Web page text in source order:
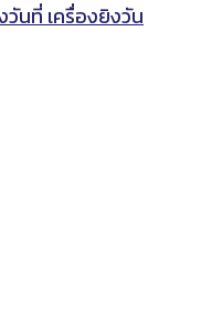
วันที่ เครื่องยิงวัน